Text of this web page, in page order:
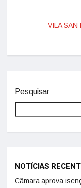
VILA
Pesquisar
NOTÍCIAS
Câmara aprova